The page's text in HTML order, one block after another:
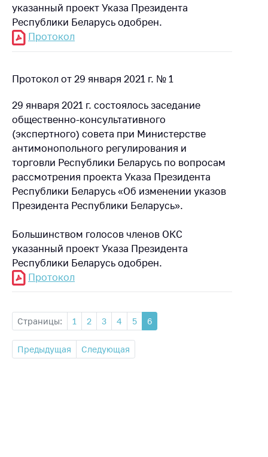
указанный проект Указа Президента
Республики Беларусь одобрен.
Протокол
Протокол от 29 января 2021 г. № 1
29 января 2021 г. состоялось заседание
общественно-консультативного
(экспертного) совета при Министерстве
антимонопольного регулирования и
торговли Республики Беларусь по вопросам
рассмотрения проекта Указа Президента
Республики Беларусь «Об изменении указов
Президента Республики Беларусь».
Большинством голосов членов ОКС
указанный проект Указа Президента
Республики Беларусь одобрен.
Протокол
Страницы: 1 2 3 4 5 6
Предыдущая Следующая